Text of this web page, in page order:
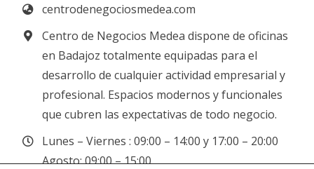
centrodenegociosmedea.com
Centro de Negocios Medea dispone de oficinas
en Badajoz totalmente equipadas para el
desarrollo de cualquier actividad empresarial y
profesional. Espacios modernos y funcionales
que cubren las expectativas de todo negocio.
Lunes – Viernes : 09:00 – 14:00 y 17:00 – 20:00
Agosto: 09:00 – 15:00